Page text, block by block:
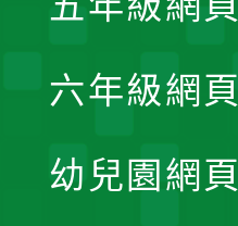
六年級網頁
幼兒園網頁